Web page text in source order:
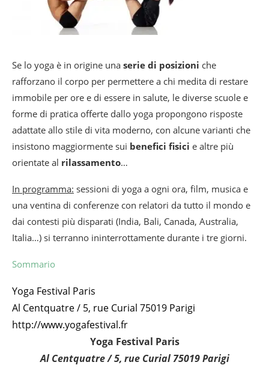
Se lo yoga è in origine una serie di posizioni che
rafforzano il corpo per permettere a chi medita di restare
immobile per ore e di essere in salute, le diverse scuole e
forme di pratica offerte dallo yoga propongono risposte
adattate allo stile di vita moderno, con alcune varianti che
insistono maggiormente sui benefici fisici e altre più
orientate al rilassamento…
In programma: sessioni di yoga a ogni ora, film, musica e
una ventina di conferenze con relatori da tutto il mondo e
dai contesti più disparati (India, Bali, Canada, Australia,
Italia…) si terranno ininterrottamente durante i tre giorni.
Sommario
Yoga Festival Paris
Al Centquatre / 5, rue Curial 75019 Parigi
http://www.yogafestival.fr
Yoga Festival Paris
Al Centquatre / 5, rue Curial 75019 Parigi